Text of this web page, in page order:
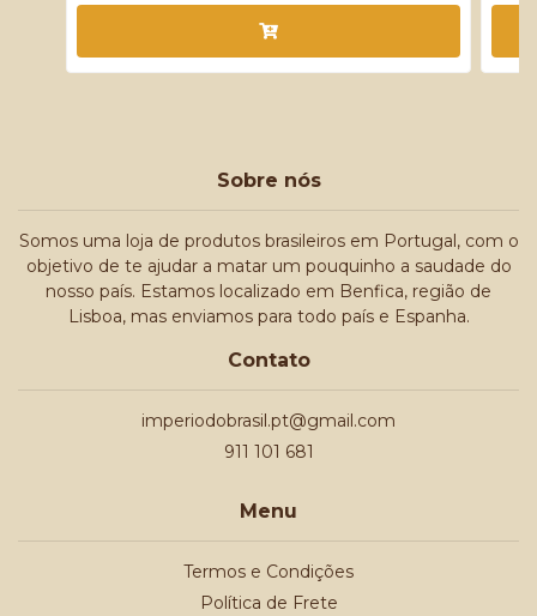
Sobre nós
Somos uma loja de produtos brasileiros em Portugal, com o
objetivo de te ajudar a matar um pouquinho a saudade do
nosso país. Estamos localizado em Benfica, região de
Lisboa, mas enviamos para todo país e Espanha.
Contato
imperiodobrasil.pt@gmail.com
911 101 681
Menu
Termos e Condições
Política de Frete